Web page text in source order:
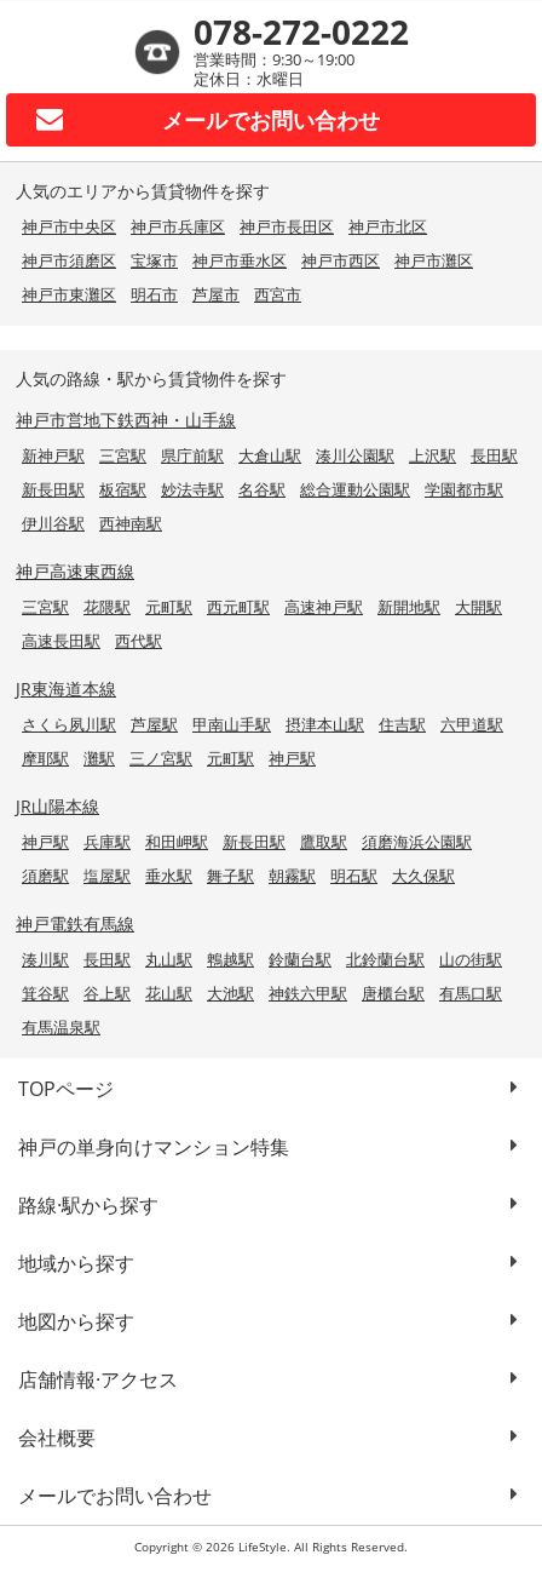
078-272-0222
営業時間：9:30～19:00
定休日：水曜日
メールでお問い合わせ
人気のエリアから賃貸物件を探す
神戸市中央区 神戸市兵庫区 神戸市長田区
神戸市北区
神戸市須磨区
宝塚市 神戸市垂水区 神戸市西区
神戸市灘区
神戸市東灘区
明石市 芦屋市 西宮市
人気の路線・駅から賃貸物件を探す
神戸市営地下鉄西神・山手線
新神戸駅 三宮駅 県庁前駅 大倉山駅 湊川公園駅 上沢駅
長田駅
新長田駅
板宿駅 妙法寺駅 名谷駅 総合運動公園駅
学園都市駅
伊川谷駅
西神南駅
神戸高速東西線
三宮駅 花隈駅 元町駅 西元町駅 高速神戸駅 新開地駅
大開駅
高速長田駅
西代駅
JR東海道本線
さくら夙川駅 芦屋駅 甲南山手駅 摂津本山駅 住吉駅
六甲道駅
摩耶駅
灘駅 三ノ宮駅 元町駅 神戸駅
JR山陽本線
神戸駅 兵庫駅 和田岬駅 新長田駅 鷹取駅
須磨海浜公園駅
須磨駅
塩屋駅 垂水駅 舞子駅 朝霧駅 明石駅 大久保駅
神戸電鉄有馬線
湊川駅 長田駅 丸山駅 鵯越駅 鈴蘭台駅 北鈴蘭台駅
山の街駅
箕谷駅
谷上駅 花山駅 大池駅 神鉄六甲駅 唐櫃台駅
有馬口駅
有馬温泉駅
TOPページ
神戸の単身向けマンション特集
路線·駅から探す
地域から探す
地図から探す
店舗情報·アクセス
会社概要
メールでお問い合わせ
Copyright © 2026 LifeStyle. All Rights Reserved.